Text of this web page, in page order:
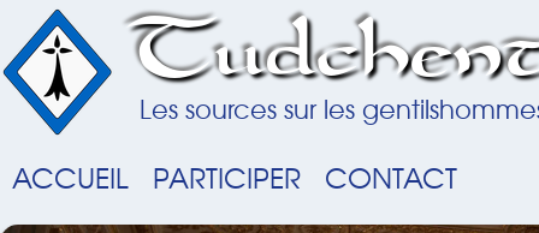
Les sources sur les
ACCUEIL PARTICIPER CONTACT